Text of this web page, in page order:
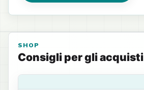
SHOP
Consigli per gli acquisti